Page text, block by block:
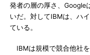
発者の層の厚さ、Google
いだ。対してIBMは、ハ
ている。
IBMは規模で競合他社